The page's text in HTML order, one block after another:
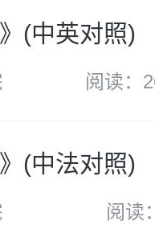
(中英对照)
阅读：
(中法对照)
阅读